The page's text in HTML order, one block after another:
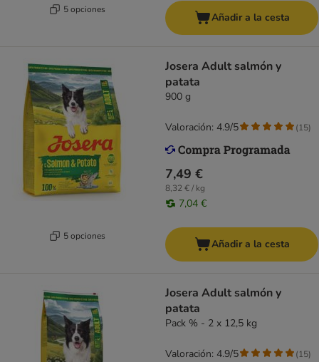
5 opciones
Añadir a la cesta
5 opciones
Josera Adult salmón y
patata
900 g
7,49 €
8,32 € / kg
7,04 €
Valoración: 4.9/5 (15)
Añadir a la cesta
Josera Adult salmón y
patata
Pack % - 2 x 12,5 kg
Valoración: 4.9/5 (15)